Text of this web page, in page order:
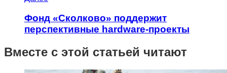
Фонд «Сколково» поддержит
перспективные hardware-проекты
Вместе с этой статьей читают